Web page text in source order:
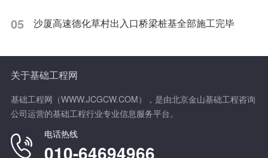
05 沙厦高速德化草村出入口桥梁桩基全部施工完毕
关于基础工程网
基础工程网（WWW.JCGCW.COM），是由北京金山基础工程咨询
公司运营的基础工程行业专业信息服务平台。
电话热线